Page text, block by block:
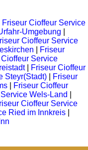
Friseur Cioffeur Service
Umgebung
Cioffeur Service
Friseur
Service
|
Friseur Cioffeur
Steyr(Stadt)
Friseur
Friseur Cioffeur
Wels-Land
Cioffeur Service
Ried im Innkreis